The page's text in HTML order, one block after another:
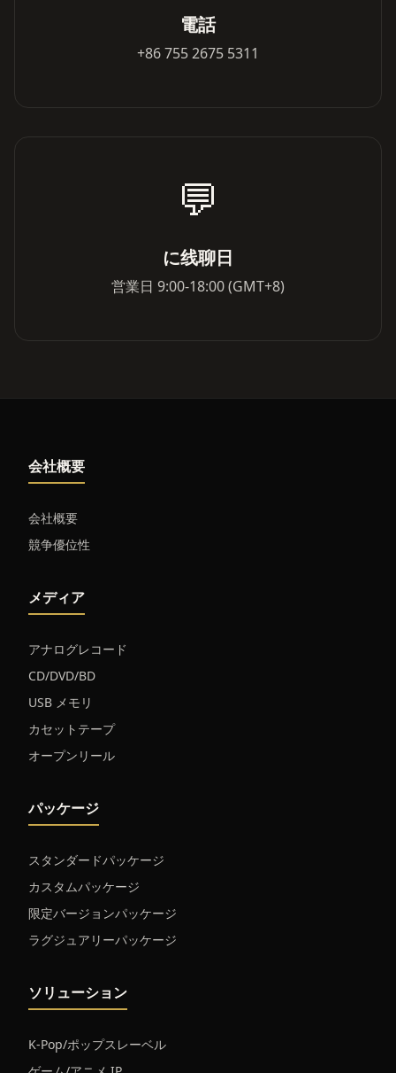
電話
+86 755 2675 5311
💬
に线聊日
営業日 9:00-18:00 (GMT+8)
会社概要
会社概要
競争優位性
メディア
アナログレコード
CD/DVD/BD
USB メモリ
カセットテープ
オープンリール
パッケージ
スタンダードパッケージ
カスタムパッケージ
限定バージョンパッケージ
ラグジュアリーパッケージ
ソリューション
K-Pop/ポップスレーベル